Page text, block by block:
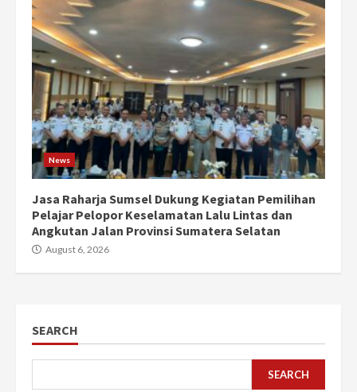
News
Jasa Raharja Sumsel Dukung Kegiatan Pemilihan
Pelajar Pelopor Keselamatan Lalu Lintas dan
Angkutan Jalan Provinsi Sumatera Selatan
August 6, 2026
SEARCH
SEARCH